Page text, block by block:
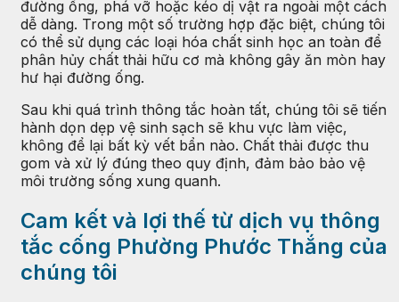
đường ống, phá vỡ hoặc kéo dị vật ra ngoài một cách
dễ dàng. Trong một số trường hợp đặc biệt, chúng tôi
có thể sử dụng các loại hóa chất sinh học an toàn để
phân hủy chất thải hữu cơ mà không gây ăn mòn hay
hư hại đường ống.
Sau khi quá trình thông tắc hoàn tất, chúng tôi sẽ tiến
hành dọn dẹp vệ sinh sạch sẽ khu vực làm việc,
không để lại bất kỳ vết bẩn nào. Chất thải được thu
gom và xử lý đúng theo quy định, đảm bảo bảo vệ
môi trường sống xung quanh.
Cam kết và lợi thế từ dịch vụ thông
tắc cống Phường Phước Thắng của
chúng tôi